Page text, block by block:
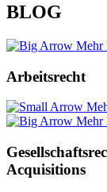
BLOG
Mehr
Arbeitsrecht
Mehr
Acquisitions